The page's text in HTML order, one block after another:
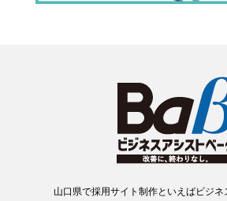
山口県で採用サイト制作といえばビジネ